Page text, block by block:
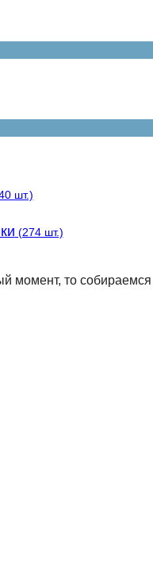
шт.)
(274 шт.)
то